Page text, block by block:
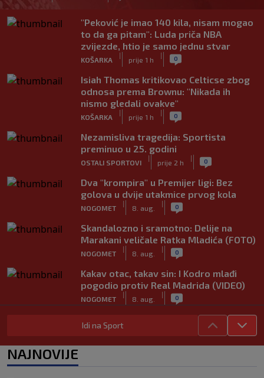
"Peković je imao 140 kila, nisam mogao
to da ga pitam": Luda priča NBA
zvijezde, htio je samo jednu stvar
KOŠARKA
|
prije 1 h
| 0
Isiah Thomas kritikovao Celticse zbog
odnosa prema Brownu: "Nikada ih
nismo gledali ovakve"
KOŠARKA
|
prije 1 h
| 0
Nezamisliva tragedija: Sportista
preminuo u 25. godini
OSTALI SPORTOVI
|
prije 2 h
| 0
Dva "krompira" u Premijer ligi: Bez
golova u dvije utakmice prvog kola
NOGOMET
|
8. aug.
| 0
Skandalozno i sramotno: Delije na
Marakani veličale Ratka Mladića (FOTO)
NOGOMET
|
8. aug.
| 0
Kakav otac, takav sin: I Kodro mlađi
pogodio protiv Real Madrida (VIDEO)
NOGOMET
|
8. aug.
| 0
Sudija dosjetljivim komentarom
nasmijao publiku nakon žalbe tenisera
Idi na Sport
NAJNOVIJE